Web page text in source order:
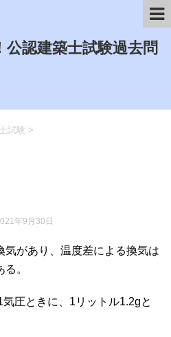
認建築士試験過去問
試験 >
年9月30日
気があり、温度差による換気は
る。
圧ときに、1リットル1.2gと